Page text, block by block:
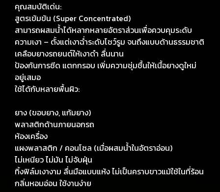
คุณสมบัติเด่น:
สูตรเข้มข้น (Super Concentrated)
สามารถผสมน้ำได้หลากหลายอัตราส่วนเพื่อควบคุมระดับ
ความเงา – ตั้งแต่เงาฉ่ำระดับโชว์รูม จนถึงแบบด้านธรรมชาติ
เคลือบยางรถยนต์ให้เงาดำ ลื่นนาน
ป้องกันการซีด แตกกรอบ เพิ่มความชุ่มชื้นให้เนื้อยางดูใหม่
อยู่เสมอ
ใช้ได้กับหลายพื้นผิว:
ยาง (ขอบยาง, แก้มยาง)
พลาสติกด้านภายนอกรถ
ห้องเครื่อง
แผงพลาสติก / คอนโซล (เมื่อผสมน้ำในอัตราอ่อน)
ไม่เหนียว ไม่มัน ไม่จับฝุ่น
ทิ้งฟิล์มเงางาม ลื่นมือแบบแห้ง ไม่เป็นคราบขาวแม้ใช้ในที่ร้อน
กลิ่นหอมอ่อน ใช้งานง่าย